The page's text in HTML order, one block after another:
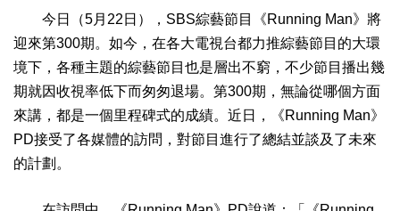
今日（5月22日），SBS綜藝節目《Running Man》將
迎來第300期。如今，在各大電視台都力推綜藝節目的大環
境下，各種主題的綜藝節目也是層出不窮，不少節目播出幾
期就因收視率低下而匆匆退場。第300期，無論從哪個方面
來講，都是一個里程碑式的成績。近日，《Running Man》
PD接受了各媒體的訪問，對節目進行了總結並談及了未來
的計劃。